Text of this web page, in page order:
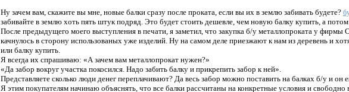
Ну зачем вам, скажите вы мне, новые балки сразу после проката, если вы их в землю забивать будете?
забивайте в землю хоть пять штук подряд. Это будет стоить дешевле, чем новую балку купить, а потом
После предыдущего моего выступления в печати, я заметил, что закупка б/у металлопроката у
качнулось в сторону использованых уже изделий. Ну на самом деле приезжают к нам из деревень и
или балку купить.
Я всегда их спрашиваю: «А зачем вам металлопрокат нужен?»
«Да забор вокруг участка покосился. Надо забить балку и прикрепить забор к ней».
Представляете сколько люди денег переплачивают? Да весь забор можно поставить на балках б/у и он
Я этим покупателям начинаю объяснять, что все балки рассчитаны на конкретные условия и